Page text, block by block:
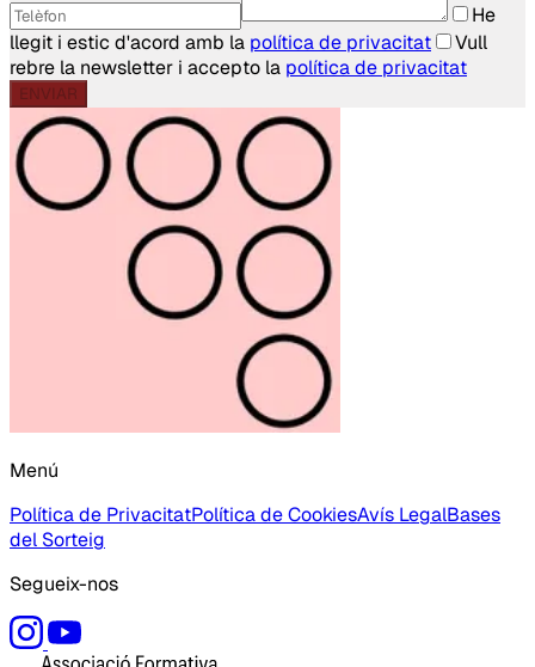
He
llegit i estic d'acord amb la política de privacitat
Vull
rebre la newsletter i accepto la política de privacitat
ENVIAR
Menú
Política de PrivacitatPolítica de CookiesAvís LegalBases
del Sorteig
Segueix-nos